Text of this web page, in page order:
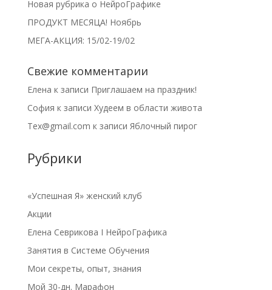
Новая рубрика о НейроГрафике
ПРОДУКТ МЕСЯЦА! Ноябрь
МЕГА-АКЦИЯ: 15/02-19/02
Свежие комментарии
Елена к записи Приглашаем на праздник!
София к записи Худеем в области живота
Tex@gmail.com к записи Яблочный пирог
Рубрики
«Успешная Я» женский клуб
Акции
Елена Севрикова I НейроГрафика
Занятия в Системе Обучения
Мои секреты, опыт, знания
Мой 30-дн. Марафон